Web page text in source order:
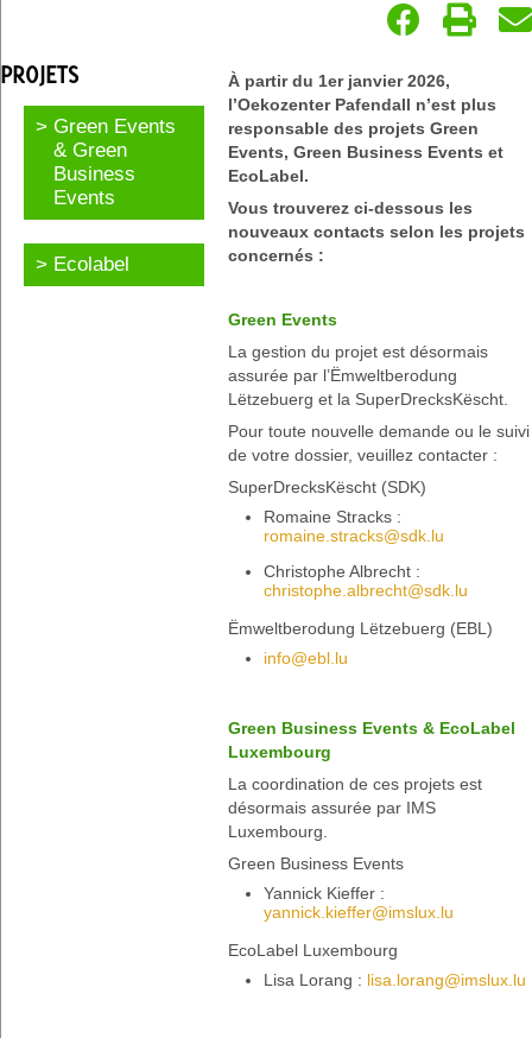
PROJETS
Green Events
& Green
Business
Events
Ecolabel
À partir du 1er janvier 2026,
l’Oekozenter Pafendall n’est plus
responsable des projets Green
Events, Green Business Events et
EcoLabel.
Vous trouverez ci-dessous les
nouveaux contacts selon les projets
concernés :
Green Events
La gestion du projet est désormais
assurée par l’Ëmweltberodung
Lëtzebuerg et la SuperDrecksKëscht.
Pour toute nouvelle demande ou le suivi
de votre dossier, veuillez contacter :
SuperDrecksKëscht (SDK)
Romaine Stracks :
romaine.stracks@sdk.lu
Christophe Albrecht :
christophe.albrecht@sdk.lu
Ëmweltberodung Lëtzebuerg (EBL)
info@ebl.lu
Green Business Events & EcoLabel
Luxembourg
La coordination de ces projets est
désormais assurée par IMS
Luxembourg.
Green Business Events
Yannick Kieffer :
yannick.kieffer@imslux.lu
EcoLabel Luxembourg
Lisa Lorang : lisa.lorang@imslux.lu